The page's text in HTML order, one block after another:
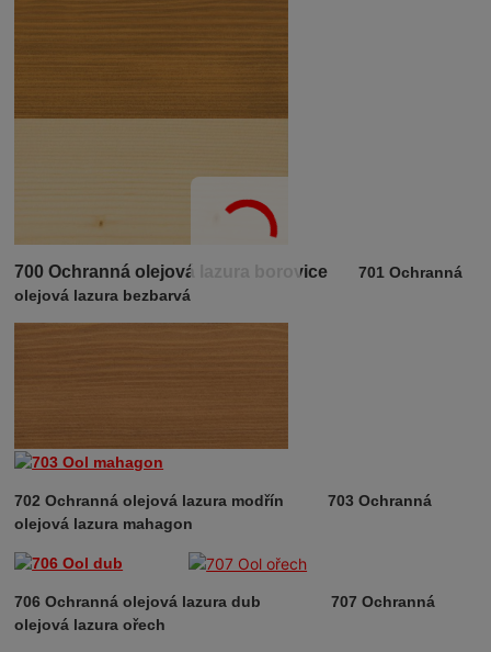
700 Ochranná olejová lazura borovice701 Ochranná
olejová lazura bezbarvá
702 Ochranná olejová lazura modřín 703 Ochranná
olejová lazura mahagon
706 Ochranná olejová lazura dub707 Ochranná
olejová lazura ořech